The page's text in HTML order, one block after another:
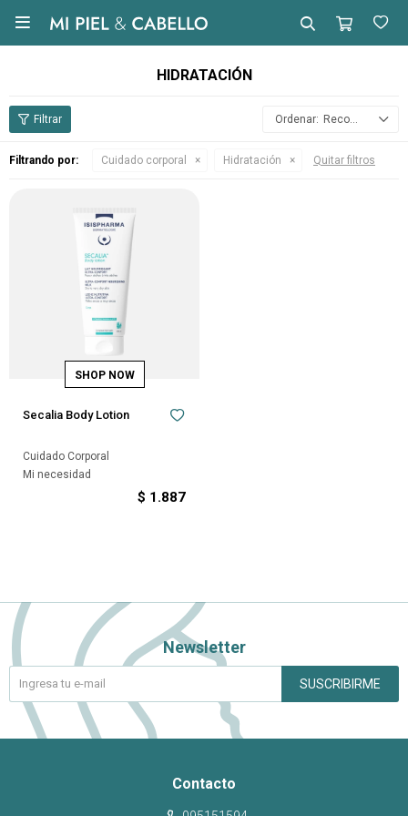

HIDRATACIÓN
Recomendados
Filtrando por: Cuidado corporal Hidratación Quitar filtros
Secalia Body Lotion
Cuidado Corporal
Mi necesidad
$ 1.887
Contacto
Newsletter
SUSCRIBIRME